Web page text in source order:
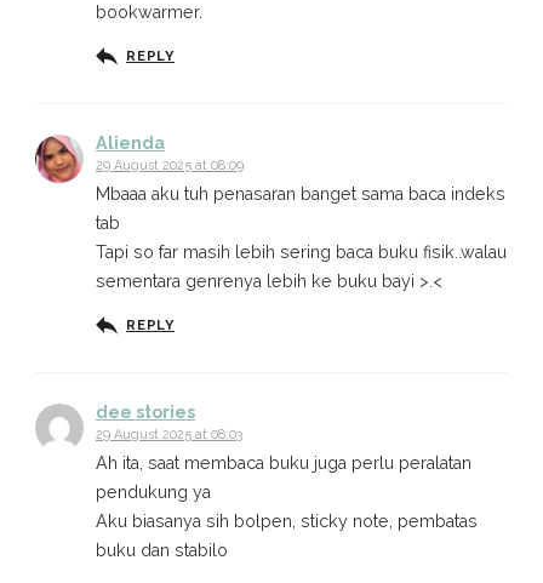
bookwarmer.
REPLY
Alienda
29 August 2025 at 08:09
Mbaaa aku tuh penasaran banget sama baca indeks
tab
Tapi so far masih lebih sering baca buku fisik..walau
sementara genrenya lebih ke buku bayi >.<
REPLY
dee stories
29 August 2025 at 08:03
Ah ita, saat membaca buku juga perlu peralatan
pendukung ya
Aku biasanya sih bolpen, sticky note, pembatas
buku dan stabilo